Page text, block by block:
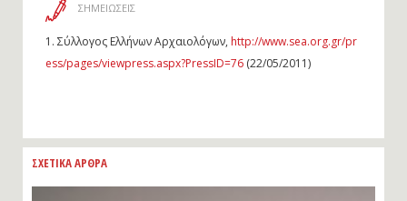
ΣΗΜΕΙΩΣΕΙΣ
1. Σύλλογος Ελλήνων Αρχαιολόγων, http://www.sea.org.gr/pr
ess/pages/viewpress.aspx?PressID=76 (22/05/2011)
ΣΧΕΤΙΚΑ ΑΡΘΡΑ